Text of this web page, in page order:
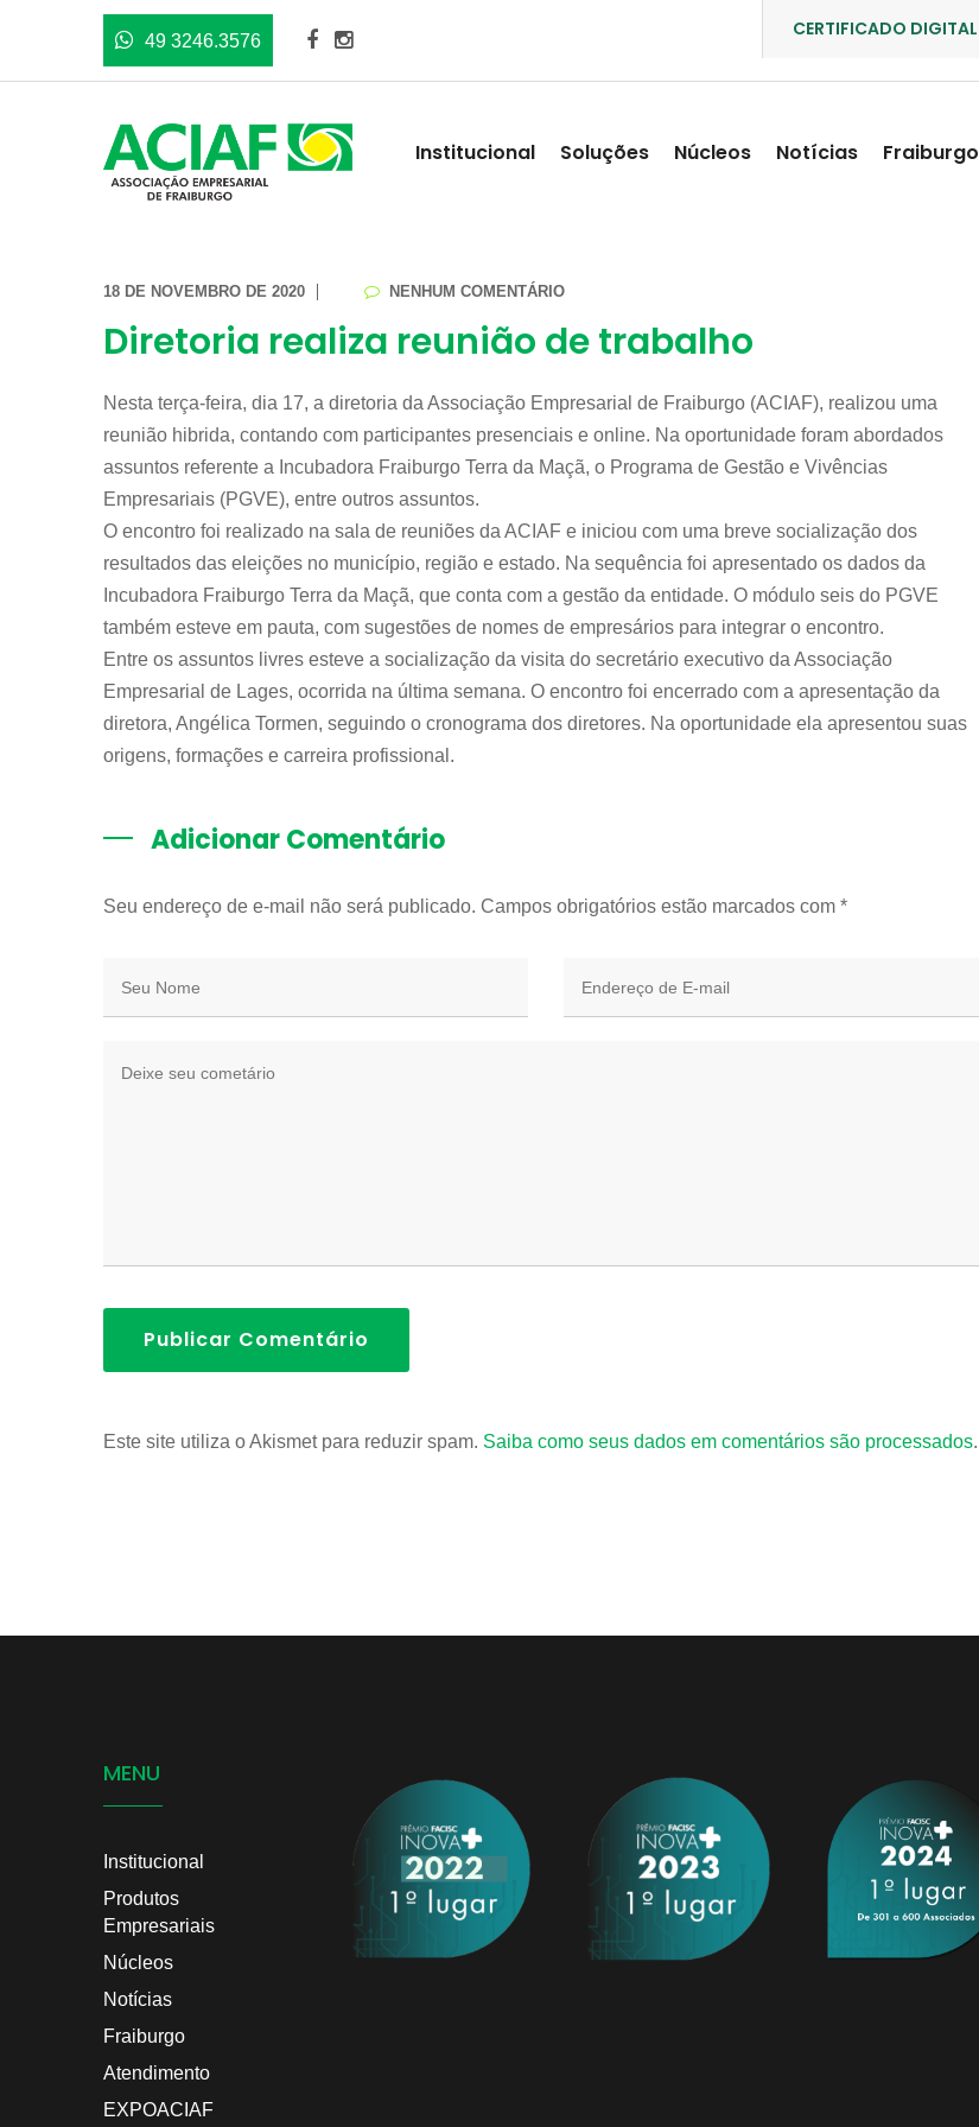
49 3246.3576
CERTIFICADO DIGITAL
Institucional Soluções Núcleos Notícias Fraiburgo
18 DE NOVEMBRO DE 2020 NENHUM COMENTÁRIO
Diretoria realiza reunião de trabalho
Nesta terça-feira, dia 17, a diretoria da Associação Empresarial de Fraiburgo (ACIAF), realizou uma
reunião hibrida, contando com participantes presenciais e online. Na oportunidade foram abordados
assuntos referente a Incubadora Fraiburgo Terra da Maçã, o Programa de Gestão e Vivências
Empresariais (PGVE), entre outros assuntos.
O encontro foi realizado na sala de reuniões da ACIAF e iniciou com uma breve socialização dos
resultados das eleições no município, região e estado. Na sequência foi apresentado os dados da
Incubadora Fraiburgo Terra da Maçã, que conta com a gestão da entidade. O módulo seis do PGVE
também esteve em pauta, com sugestões de nomes de empresários para integrar o encontro.
Entre os assuntos livres esteve a socialização da visita do secretário executivo da Associação
Empresarial de Lages, ocorrida na última semana. O encontro foi encerrado com a apresentação da
diretora, Angélica Tormen, seguindo o cronograma dos diretores. Na oportunidade ela apresentou suas
origens, formações e carreira profissional.
Adicionar Comentário
Seu endereço de e-mail não será publicado. Campos obrigatórios estão marcados com *
Publicar Comentário
Este site utiliza o Akismet para reduzir spam. Saiba como seus dados em comentários são processados.
MENU
Institucional
Produtos
Empresariais
Núcleos
Notícias
Fraiburgo
Atendimento
EXPOACIAF